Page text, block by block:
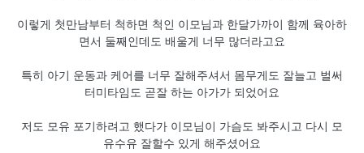
이렇게 첫만남부터 척하면 척인 이모님과 한달가까이 함께 육아하
면서 둘째인데도 배울게 너무 많더라고요
특히 아기 운동과 케어를 너무 잘해주셔서 몸무게도 잘늘고 벌써
터미타임도 곧잘 하는 아가가 되었어요
저도 모유 포기하려고 했다가 이모님이 가슴도 봐주시고 다시 모
유수유 잘할수 있게 해주셨어요